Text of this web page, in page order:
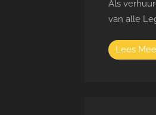
Als
van alle
Lees